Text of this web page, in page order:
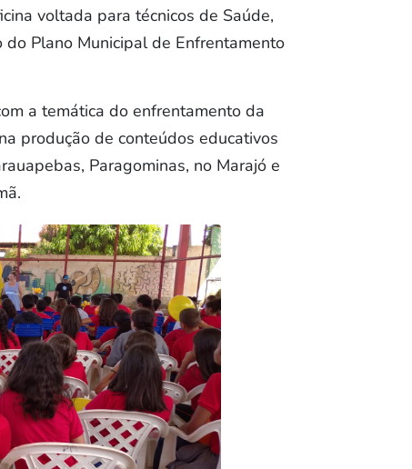
voltada para técnicos de Saúde,
do Plano Municipal de Enfrentamento
a temática do enfrentamento da
produção de conteúdos educativos
Paragominas, no Marajó e